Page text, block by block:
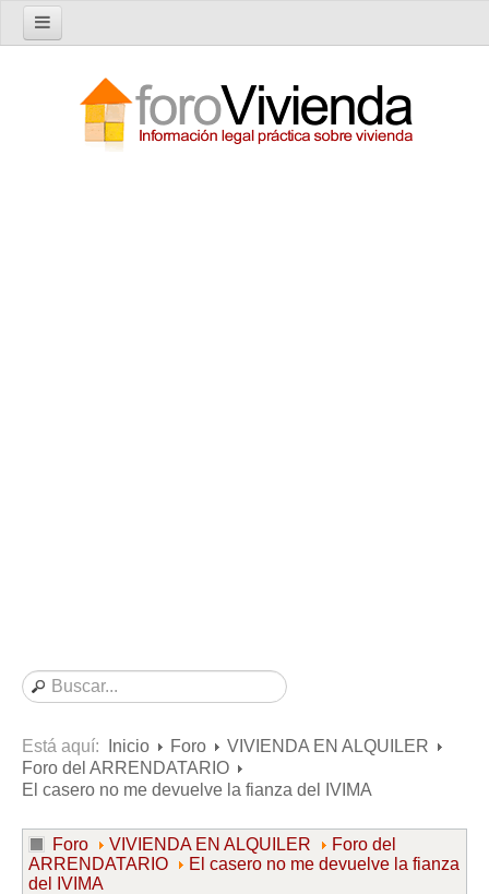
Nuevo tema
Contratos de Arrendamiento
De uso distinto al de vivienda
Otros contratos de Arrendamiento
Para contratos posteriores al 6 de junio de 2013
Para contratos anteriores al 6 de junio de 2013
Está aquí: Inicio Foro
VIVIENDA EN ALQUILER
Foro del ARRENDATARIO
El casero no me devuelve la fianza del IVIMA
Foro VIVIENDA EN ALQUILER
Foro del
ARRENDATARIO
El casero no me devuelve la fianza
del IVIMA